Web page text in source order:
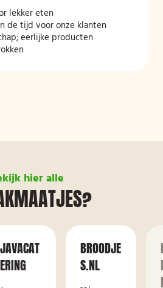
lekker eten
de tijd voor onze klanten
eerlijke producten
hier alle
JAVACAT
ERING
BROODJE
S.NL